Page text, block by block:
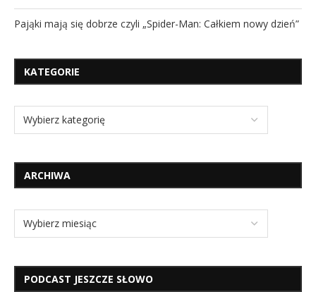
Pająki mają się dobrze czyli „Spider-Man: Całkiem nowy dzień”
KATEGORIE
ARCHIWA
PODCAST JESZCZE SŁOWO